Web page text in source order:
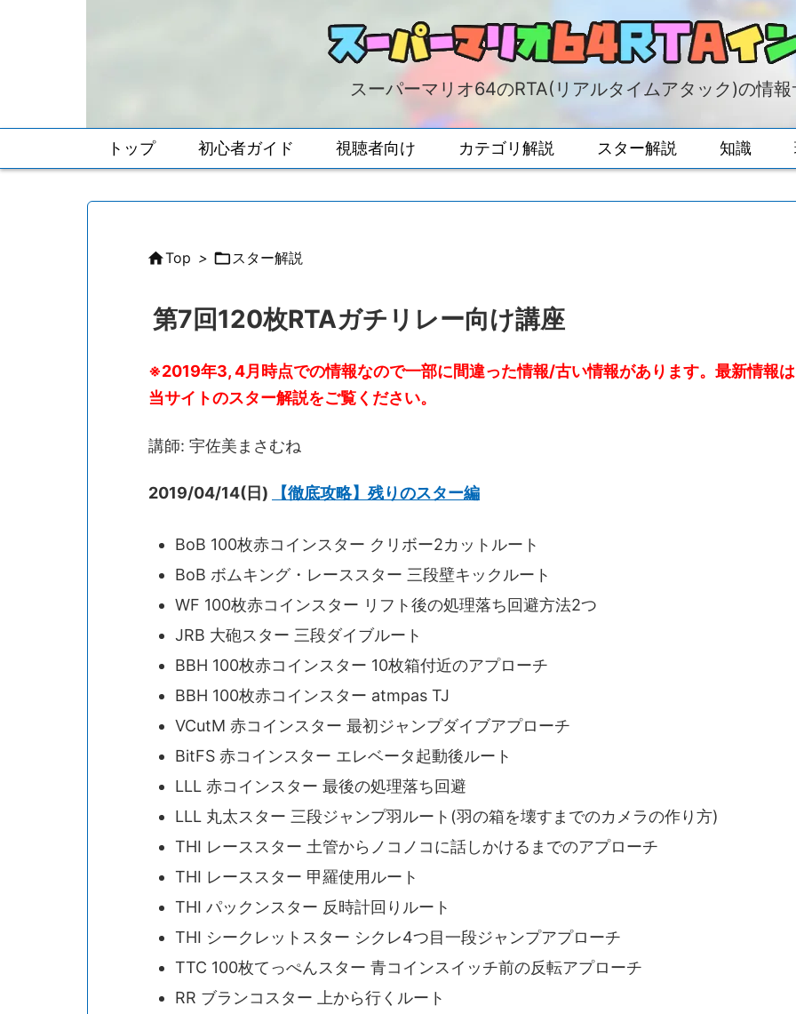
スーパーマリオ64のRTA(リアルタイムアタック)の情報
トップ 初心者ガイド 視聴者向け カテゴリ解説 スター解説 知識
Top > スター解説
第7回120枚RTAガチリレー向け講座
※2019年3, 4月時点での情報なので一部に間違った情報/古い情報があります。最新情報は
当サイトのスター解説をご覧ください。
講師: 宇佐美まさむね
2019/04/14(日) 【徹底攻略】残りのスター編
BoB 100枚赤コインスター クリボー2カットルート
BoB ボムキング・レーススター 三段壁キックルート
WF 100枚赤コインスター リフト後の処理落ち回避方法2つ
JRB 大砲スター 三段ダイブルート
BBH 100枚赤コインスター 10枚箱付近のアプローチ
BBH 100枚赤コインスター atmpas TJ
VCutM 赤コインスター 最初ジャンプダイブアプローチ
BitFS 赤コインスター エレベータ起動後ルート
LLL 赤コインスター 最後の処理落ち回避
LLL 丸太スター 三段ジャンプ羽ルート(羽の箱を壊すまでのカメラの作り方)
THI レーススター 土管からノコノコに話しかけるまでのアプローチ
THI レーススター 甲羅使用ルート
THI パックンスター 反時計回りルート
THI シークレットスター シクレ4つ目一段ジャンプアプローチ
TTC 100枚てっぺんスター 青コインスイッチ前の反転アプローチ
RR ブランコスター 上から行くルート